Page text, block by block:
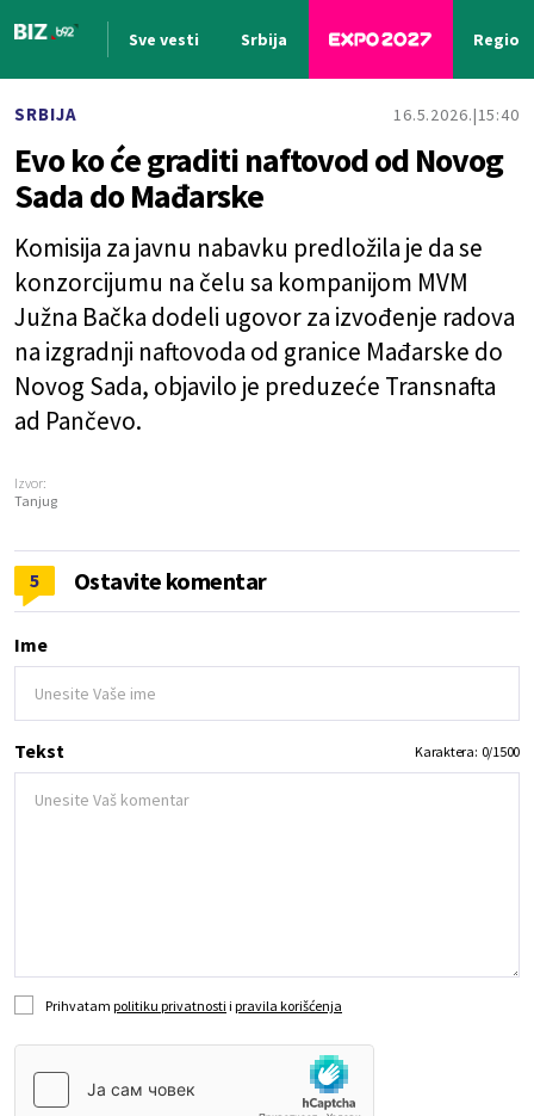
Sve vesti Srbija Region
SRBIJA 16.5.2026. 15:40
Evo ko će graditi naftovod od Novog
Sada do Mađarske
Komisija za javnu nabavku predložila je da se
konzorcijumu na čelu sa kompanijom MVM
Južna Bačka dodeli ugovor za izvođenje radova
na izgradnji naftovoda od granice Mađarske do
Novog Sada, objavilo je preduzeće Transnafta
ad Pančevo.
Izvor:
Tanjug
5 Ostavite komentar
Ime
Tekst Karaktera: 0/1500
Prihvatam politiku privatnosti i pravila korišćenja